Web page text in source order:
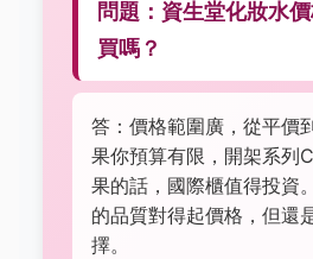
問題：資生堂化妝水
買嗎？
答：價格範圍廣，從平價
果你預算有限，開架系列
果的話，國際櫃值得投資
的品質對得起價格，但還
擇。